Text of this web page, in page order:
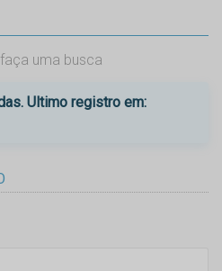
uma busca
Ultimo registro em: